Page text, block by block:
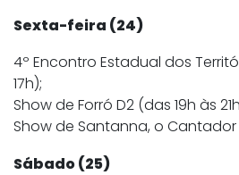
Sexta-feira (24)
4º Encontro Estadual dos
17h);
Show de Forró D2 (das 19h às
Show de Santanna, o Cantador
Sábado (25)